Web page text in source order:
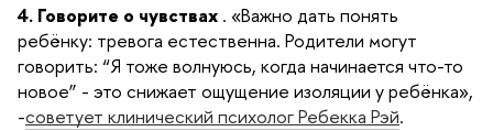
4. Говорите о чувствах . «Важно дать понять
ребёнку: тревога естественна. Родители могут
говорить: “Я тоже волнуюсь, когда начинается что-то
новое” - это снижает ощущение изоляции у ребёнка»,
-советует клинический психолог Ребекка Рэй.